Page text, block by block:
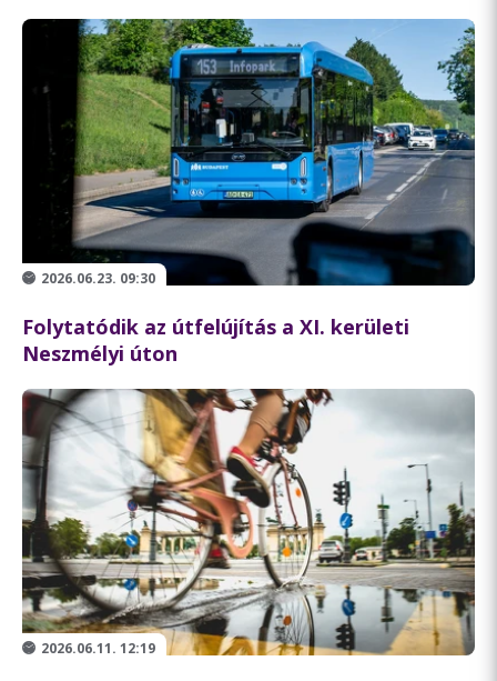
2026.06.23. 09:30
Folytatódik az útfelújítás a XI. kerületi
Neszmélyi úton
2026.06.11. 12:19